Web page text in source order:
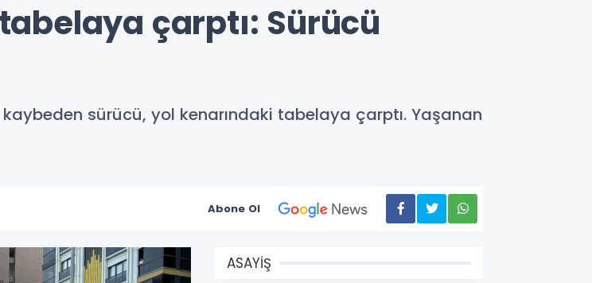
çarptı: Sürücü
sürücü, yol kenarındaki tabelaya çarptı. Yaşanan
Abone Ol
ASAYİŞ